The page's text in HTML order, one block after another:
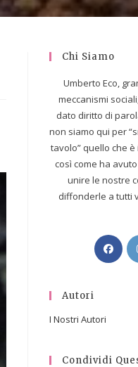
Chi Siamo
Umberto Eco,
meccanismi
dato diritto di
non siamo qui per
tavolo” quello che
così come ha
unire le nostre
diffonderle a tutti
Autori
I Nostri Autori
Condividi